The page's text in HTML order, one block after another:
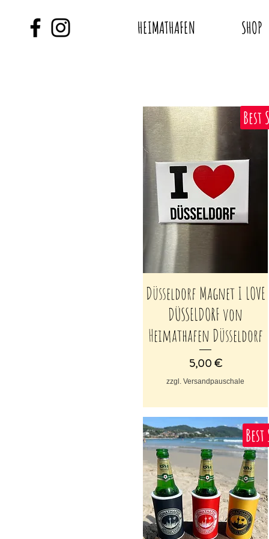
HEIMATHAFEN SHOP
Schnellansicht
Düsseldorf Magnet I LOVE
DÜSSELDORF von
Heimathafen Düsseldorf
Preis
5,00 €
zzgl. Versandpauschale
Best